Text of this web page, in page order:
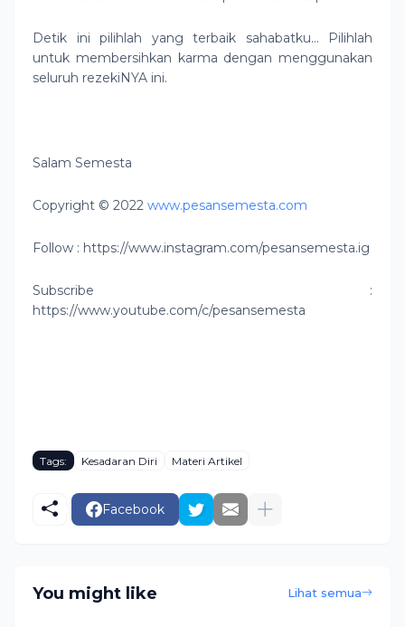
Detik ini pilihlah yang terbaik sahabatku… Pilihlah
untuk membersihkan karma dengan menggunakan
seluruh rezekiNYA ini.
Salam Semesta
Copyright © 2022 www.pesansemesta.com
Follow : https://www.instagram.com/pesansemesta.ig
Subscribe :
https://www.youtube.com/c/pesansemesta
Tags: Kesadaran Diri Materi Artikel
Facebook
You might like Lihat semua